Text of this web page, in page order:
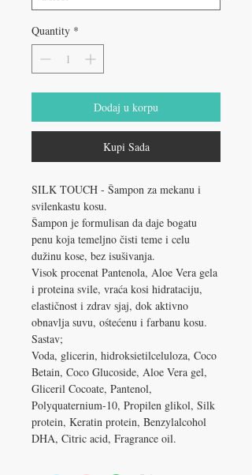
Quantity *
Dodaj u korpu
Kupi Sada
SILK TOUCH - Šampon za mekanu i
svilenkastu kosu.
Šampon je formulisan da daje bogatu
penu koja temeljno čisti teme i celu
dužinu kose, bez isušivanja.
Visok procenat Pantenola, Aloe Vera gela
i proteina svile, vraća kosi hidrataciju,
elastičnost i zdrav sjaj, dok aktivno
obnavlja suvu, ośtećenu i farbanu kosu.
Sastav;
Voda, glicerin, hidroksietilceluloza, Coco
Betain, Coco Glucoside, Aloe Vera gel,
Gliceril Cocoate, Pantenol,
Polyquaternium-10, Propilen glikol, Silk
protein, Keratin protein, Benzylalcohol
DHA, Citric acid, Fragrance oil.